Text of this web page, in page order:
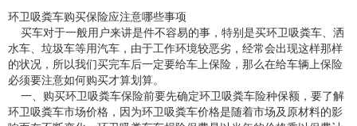
环卫吸粪车购买保险应注意哪些事项
买车对于一般用户来讲是件不容易的事，特别是买环卫吸粪车、洒
水车、垃圾车等用汽车，由于工作环境较恶劣，经常会出现这样那样
的状况，所以我们买完车后一定要给车上保险，那么在给车辆上保险
必须要注意如何购买才算划算。
一、购买环卫吸粪车保险前要先确定环卫吸粪车险种保额，要了解
环卫吸粪车市场价格，因为环卫吸粪车价格是随着市场及原材料的影